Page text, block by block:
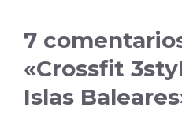
7
«Crossfit
Islas